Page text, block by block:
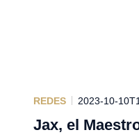
REDES 2023-10-
Jax, el